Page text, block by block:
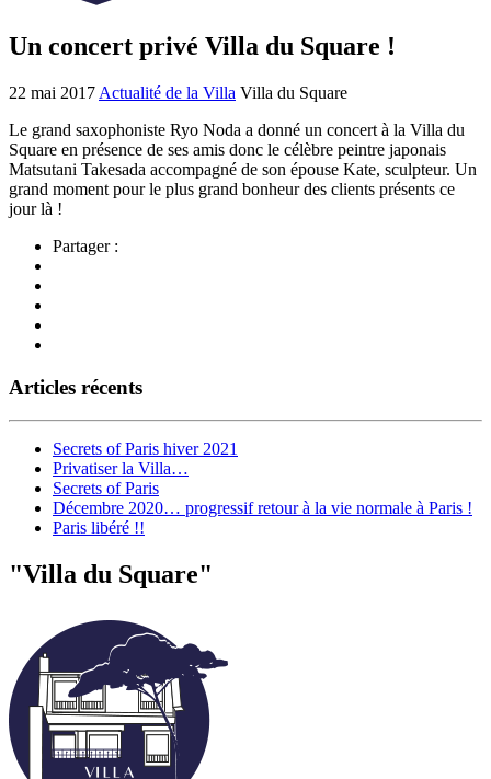
Un concert privé Villa du Square !
22 mai 2017 Actualité de la Villa Villa du Square
Le grand saxophoniste Ryo Noda a donné un concert à la Villa du
Square en présence de ses amis donc le célèbre peintre japonais
Matsutani Takesada accompagné de son épouse Kate, sculpteur. Un
grand moment pour le plus grand bonheur des clients présents ce
jour là !
Partager :
Articles récents
Secrets of Paris hiver 2021
Privatiser la Villa…
Secrets of Paris
Décembre 2020… progressif retour à la vie normale à Paris !
Paris libéré !!
"Villa du Square"